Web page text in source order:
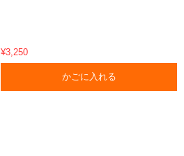
¥3,250
かごに入れる